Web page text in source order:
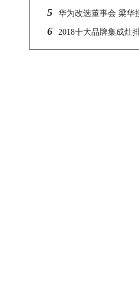
源循环利用
5 华为改选董事会 梁华
长
6 2018十大品牌集成灶